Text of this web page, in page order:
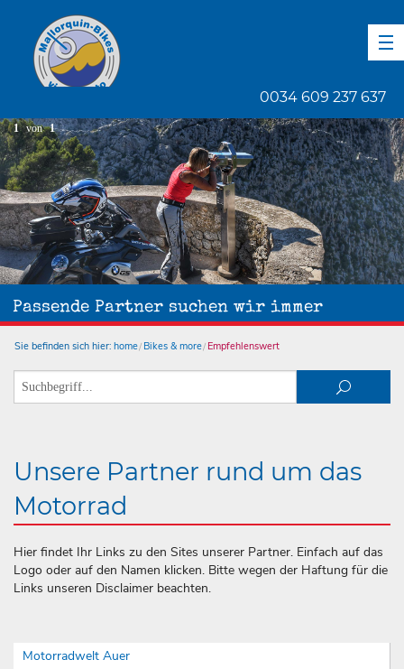
0034 609 237 637
Passende Partner suchen wir immer
1 von 1
Sie befinden sich hier: home Bikes & more Empfehlenswert
Unsere Partner rund um das
Motorrad
Hier findet Ihr Links zu den Sites unserer Partner. Einfach auf das
Logo oder auf den Namen klicken. Bitte wegen der Haftung für die
Links unseren Disclaimer beachten.
Motorradwelt Auer